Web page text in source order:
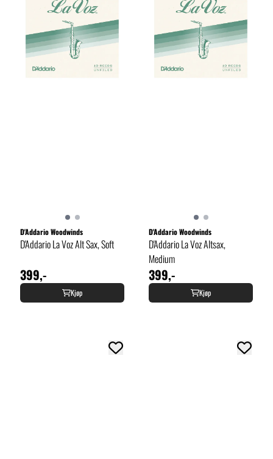
D'Addario Woodwinds
D'Addario La Voz Alt Sax, Soft
399,-
Kjøp
D'Addario Woodwinds
D'Addario La Voz Altsax,
Medium
399,-
Kjøp